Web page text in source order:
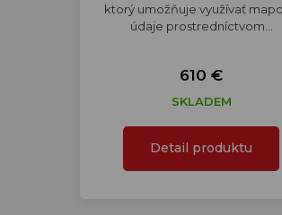
ktorý umožňuje využívať
údaje prostredníctvom…
610 €
SKLADEM
Detail produktu